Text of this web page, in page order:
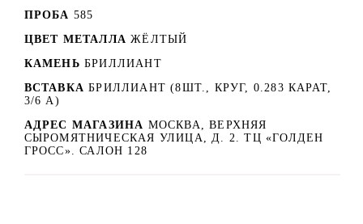
ПРОБА 585
ЦВЕТ МЕТАЛЛА ЖЁЛТЫЙ
КАМЕНЬ БРИЛЛИАНТ
ВСТАВКА БРИЛЛИАНТ (8ШТ., КРУГ, 0.283 КАРАТ,
3/6 А)
АДРЕС МАГАЗИНА МОСКВА, ВЕРХНЯЯ
СЫРОМЯТНИЧЕСКАЯ УЛИЦА, Д. 2. ТЦ «ГОЛДЕН
ГРОСС». САЛОН 128